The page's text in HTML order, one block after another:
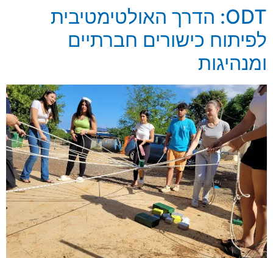
ODT: הדרך האולטימטיבית
לפיתוח כישורים חברתיים
ומנהיגות